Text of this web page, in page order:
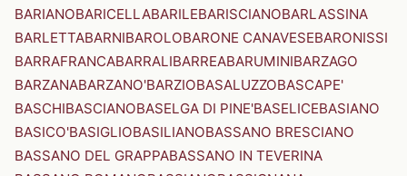
BARIANOBARICELLABARILEBARISCIANOBARLASSINA
BARLETTABARNIBAROLOBARONE CANAVESEBARONISSI
BARRAFRANCABARRALIBARREABARUMINIBARZAGO
BARZANABARZANO'BARZIOBASALUZZOBASCAPE'
BASCHIBASCIANOBASELGA DI PINE'BASELICEBASIANO
BASICO'BASIGLIOBASILIANOBASSANO BRESCIANO
BASSANO DEL GRAPPABASSANO IN TEVERINA